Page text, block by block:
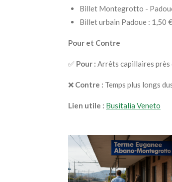
Billet Montegrotto -
Billet urbain Padoue : 1,50 €
Pour et Contre
✅ Pour : Arrêts capillaires près
❌ Contre : Temps plus longs
Lien utile : Busitalia Veneto